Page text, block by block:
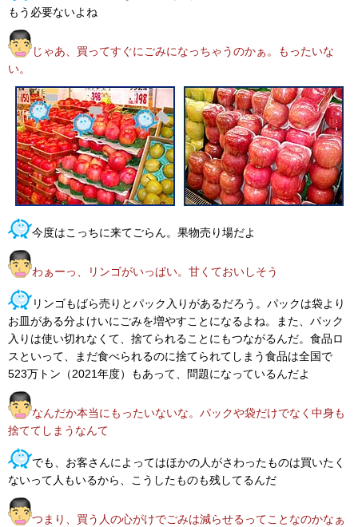
もう必要ないよね
じゃあ、買ってすぐにごみになっちゃうのかぁ。もったいな
い。
今度はこっちに来てごらん。果物売り場だよ
わぁーっ、リンゴがいっぱい。甘くておいしそう
リンゴもばら売りとパック入りがあるだろう。パックは袋より
お皿がある分よけいにごみを増やすことになるよね。また、パック
入りは使い切れなくて、捨てられることにもつながるんだ。食品ロ
スといって、まだ食べられるのに捨てられてしまう食品は全国で
523万トン（2021年度）もあって、問題になっているんだよ
なんだか本当にもったいないな。パックや袋だけでなく中身も
捨ててしまうなんて
でも、お客さんによってはほかの人がさわったものは買いたく
ないって人もいるから、こうしたものも残してるんだ
つまり、買う人の心がけでごみは減らせるってことなのかなぁ